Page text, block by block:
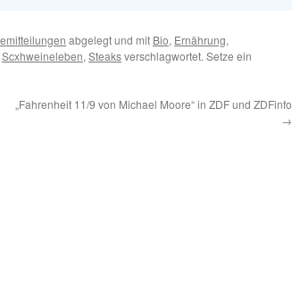
abgelegt und mit Bio, Ernährung,
Scxhweineleben, Steaksverschlagwortet. Setze ein
„Fahrenheit 11/9 von Michael Moore“ in ZDF und ZDFinfo
→